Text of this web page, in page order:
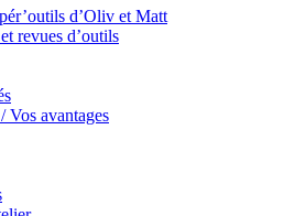
d’Oliv et Matt
revues d’outils
Vos avantages